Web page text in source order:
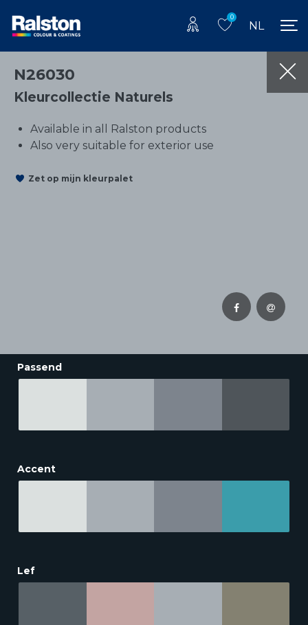
0
NL
N26030
Kleurcollectie Naturels
Available in all Ralston products
Also very suitable for exterior use
Zet op mijn kleurpalet
Passend
Accent
Lef